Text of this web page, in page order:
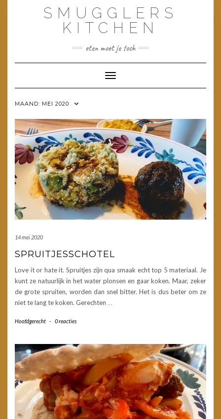
SMUGGLERS
KITCHEN
eten moet je toch
Toggle navigatie
MAAND: MEI 2020
14 mei 2020
SPRUITJESSCHOTEL
Love it or hate it. Spruitjes zijn qua smaak echt top 5 materiaal. Je
kunt ze natuurlijk in het water plonsen en gaar koken. Maar, zeker
de grote spruiten, worden dan snel bitter. Het is dus beter om ze
niet te lang te koken. Gerechten …
Hoofdgerecht - 0 reacties